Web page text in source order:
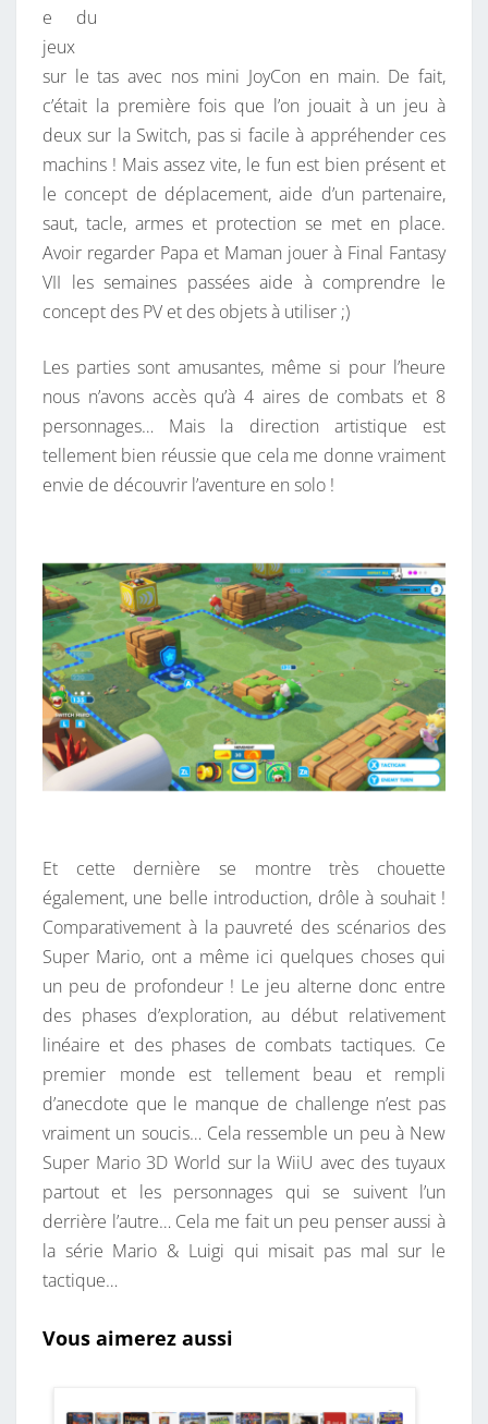
e du
jeux
sur le tas avec nos mini JoyCon en main. De fait,
c’était la première fois que l’on jouait à un jeu à
deux sur la Switch, pas si facile à appréhender ces
machins ! Mais assez vite, le fun est bien présent et
le concept de déplacement, aide d’un partenaire,
saut, tacle, armes et protection se met en place.
Avoir regarder Papa et Maman jouer à Final Fantasy
VII les semaines passées aide à comprendre le
concept des PV et des objets à utiliser ;)
Les parties sont amusantes, même si pour l’heure
nous n’avons accès qu’à 4 aires de combats et 8
personnages… Mais la direction artistique est
tellement bien réussie que cela me donne vraiment
envie de découvrir l’aventure en solo !
Et cette dernière se montre très chouette
également, une belle introduction, drôle à souhait !
Comparativement à la pauvreté des scénarios des
Super Mario, ont a même ici quelques choses qui
un peu de profondeur ! Le jeu alterne donc entre
des phases d’exploration, au début relativement
linéaire et des phases de combats tactiques. Ce
premier monde est tellement beau et rempli
d’anecdote que le manque de challenge n’est pas
vraiment un soucis… Cela ressemble un peu à New
Super Mario 3D World sur la WiiU avec des tuyaux
partout et les personnages qui se suivent l’un
derrière l’autre… Cela me fait un peu penser aussi à
la série Mario & Luigi qui misait pas mal sur le
tactique…
Vous aimerez aussi